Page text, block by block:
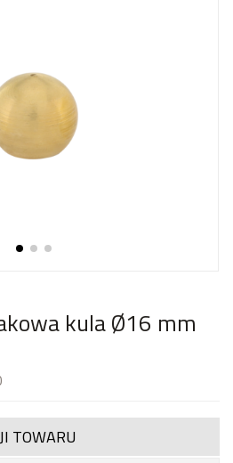
kula Ø16 mm
TOWARU